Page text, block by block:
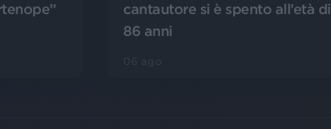
cantautore si è spento all’età di
86 anni